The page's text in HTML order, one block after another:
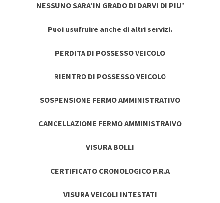
NESSUNO SARA’IN GRADO DI DARVI DI PIU’
Puoi usufruire anche di altri servizi.
PERDITA DI POSSESSO VEICOLO
RIENTRO DI POSSESSO VEICOLO
SOSPENSIONE FERMO AMMINISTRATIVO
CANCELLAZIONE FERMO AMMINISTRAIVO
VISURA BOLLI
CERTIFICATO CRONOLOGICO P.R.A
VISURA VEICOLI INTESTATI